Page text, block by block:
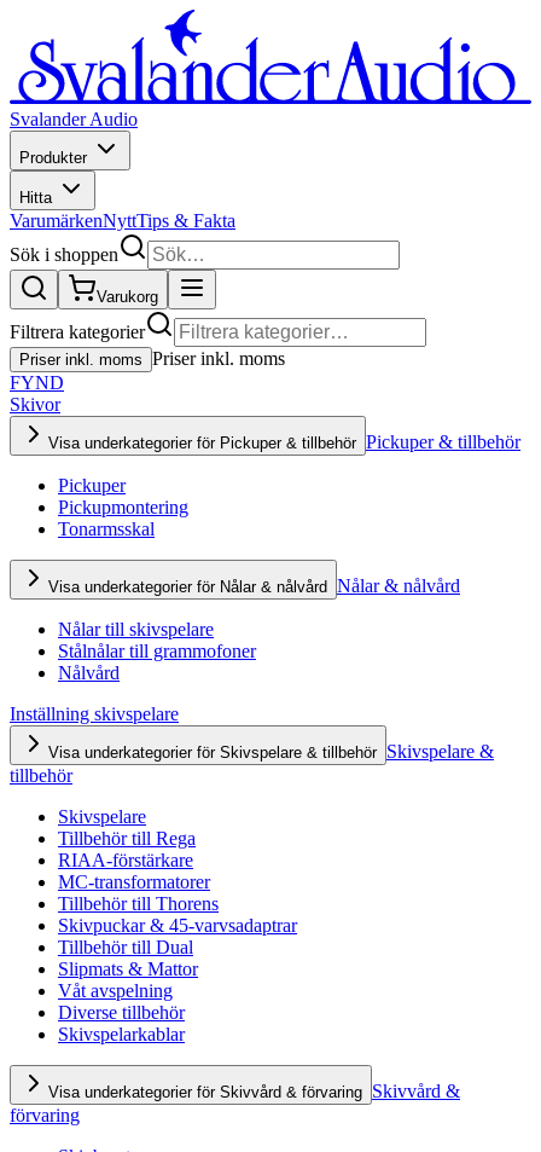
Svalander Audio
Produkter
Hitta
VarumärkenNyttTips & Fakta
Sök i shoppen
Varukorg
Filtrera kategorier
Priser inkl. moms Priser inkl. moms
FYND
Skivor
Visa underkategorier för Pickuper & tillbehör Pickuper & tillbehör
Pickuper
Pickupmontering
Tonarmsskal
Visa underkategorier för Nålar & nålvård Nålar & nålvård
Nålar till skivspelare
Stålnålar till grammofoner
Nålvård
Inställning skivspelare
Visa underkategorier för Skivspelare & tillbehör Skivspelare &
tillbehör
Skivspelare
Tillbehör till Rega
RIAA-förstärkare
MC-transformatorer
Tillbehör till Thorens
Skivpuckar & 45-varvsadaptrar
Tillbehör till Dual
Slipmats & Mattor
Våt avspelning
Diverse tillbehör
Skivspelarkablar
Visa underkategorier för Skivvård & förvaring Skivvård &
förvaring